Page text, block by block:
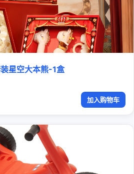
星空大本熊-1盒
加入购物车